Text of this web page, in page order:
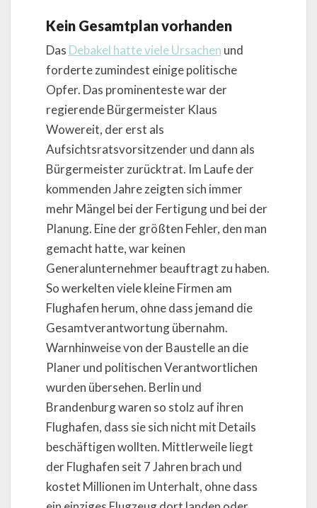
Kein Gesamtplan vorhanden
Das Debakel hatte viele Ursachen und
forderte zumindest einige politische
Opfer. Das prominenteste war der
regierende Bürgermeister Klaus
Wowereit, der erst als
Aufsichtsratsvorsitzender und dann als
Bürgermeister zurücktrat. Im Laufe der
kommenden Jahre zeigten sich immer
mehr Mängel bei der Fertigung und bei der
Planung. Eine der größten Fehler, den man
gemacht hatte, war keinen
Generalunternehmer beauftragt zu haben.
So werkelten viele kleine Firmen am
Flughafen herum, ohne dass jemand die
Gesamtverantwortung übernahm.
Warnhinweise von der Baustelle an die
Planer und politischen Verantwortlichen
wurden übersehen. Berlin und
Brandenburg waren so stolz auf ihren
Flughafen, dass sie sich nicht mit Details
beschäftigen wollten. Mittlerweile liegt
der Flughafen seit 7 Jahren brach und
kostet Millionen im Unterhalt, ohne dass